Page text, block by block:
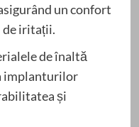
un confort
de iritații.
de înaltă
implanturilor
și